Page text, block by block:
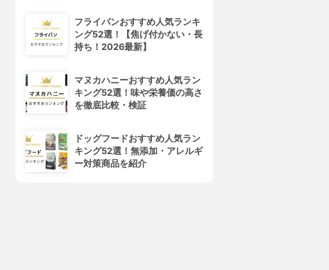
フライパンおすすめ人気ランキ
ング52選！【焦げ付かない・長
持ち！2026最新】
マヌカハニーおすすめ人気ラン
キング52選！味や栄養価の高さ
を徹底比較・検証
ドッグフードおすすめ人気ラン
キング52選！無添加・アレルギ
ー対策商品を紹介